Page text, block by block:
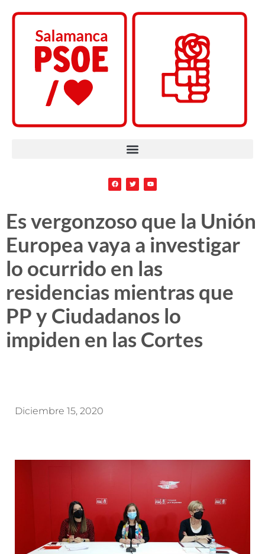
Es vergonzoso que la Unión
Europea vaya a investigar
lo ocurrido en las
residencias mientras que
PP y Ciudadanos lo
impiden en las Cortes
Diciembre 15, 2020